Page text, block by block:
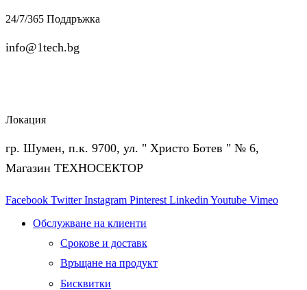
24/7/365 Поддръжка
info@1tech.bg
Локация
гр. Шумен, п.к. 9700, ул. " Христо Ботев " № 6,
Магазин ТЕХНОСЕКТОР
Facebook Twitter Instagram Pinterest Linkedin Youtube Vimeo
Обслужване на клиенти
Срокове и доставк
Връщане на продукт
Бисквитки